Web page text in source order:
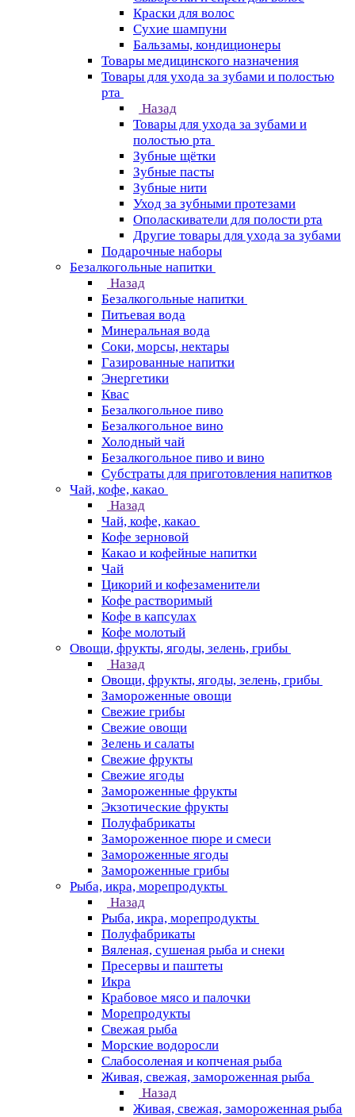
Краски для волос
Сухие шампуни
Бальзамы, кондиционеры
Товары медицинского назначения
Товары для ухода за зубами и полостью
рта
Назад
Товары для ухода за зубами и
полостью рта
Зубные щётки
Зубные пасты
Зубные нити
Уход за зубными протезами
Ополаскиватели для полости рта
Другие товары для ухода за зубами
Подарочные наборы
Безалкогольные напитки
Назад
Безалкогольные напитки
Питьевая вода
Минеральная вода
Соки, морсы, нектары
Газированные напитки
Энергетики
Квас
Безалкогольное пиво
Безалкогольное вино
Холодный чай
Безалкогольное пиво и вино
Субстраты для приготовления напитков
Чай, кофе, какао
Назад
Чай, кофе, какао
Кофе зерновой
Какао и кофейные напитки
Чай
Цикорий и кофезаменители
Кофе растворимый
Кофе в капсулах
Кофе молотый
Овощи, фрукты, ягоды, зелень, грибы
Назад
Овощи, фрукты, ягоды, зелень, грибы
Замороженные овощи
Свежие грибы
Свежие овощи
Зелень и салаты
Свежие фрукты
Свежие ягоды
Замороженные фрукты
Экзотические фрукты
Полуфабрикаты
Замороженное пюре и смеси
Замороженные ягоды
Замороженные грибы
Рыба, икра, морепродукты
Назад
Рыба, икра, морепродукты
Полуфабрикаты
Вяленая, сушеная рыба и снеки
Пресервы и паштеты
Икра
Крабовое мясо и палочки
Морепродукты
Свежая рыба
Морские водоросли
Слабосоленая и копченая рыба
Живая, свежая, замороженная рыба
Назад
Живая, свежая, замороженная рыба